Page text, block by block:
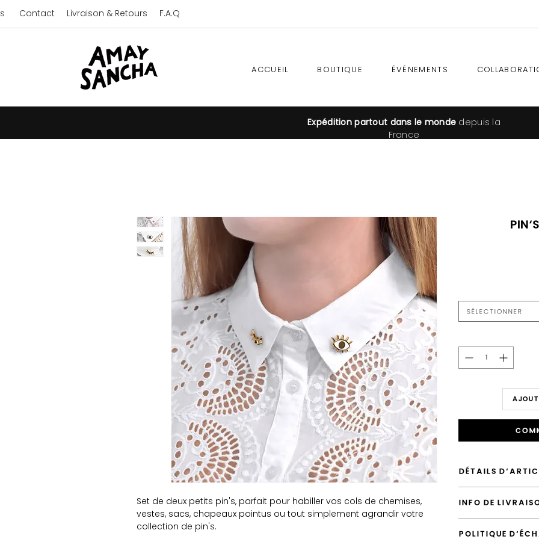
ACCUEIL BOUTIQUE ÉVÉNEMENTS
Contact Livraison & Retours F.A.Q
Set de deux petits pin's, parfait pour habiller vos cols de chemises,
vestes, sacs, chapeaux pointus ou tout simplement agrandir votre
collection de pin's.
Sélectionner
DÉTAILS
Expédition par
Option emballage
INFO DE
vous pouvez le
POLITIQUE
Expédition partout dans le monde depuis la
France